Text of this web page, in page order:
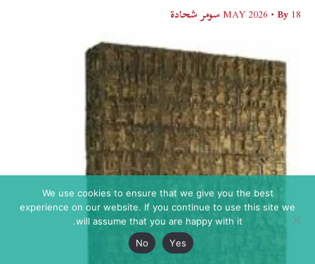
18 MAY 2026
• By سومر شحادة
We use cookies to ensure that we give you the best
experience on our website. If you continue to use this site we
will assume that you are happy with it.
Yes
No